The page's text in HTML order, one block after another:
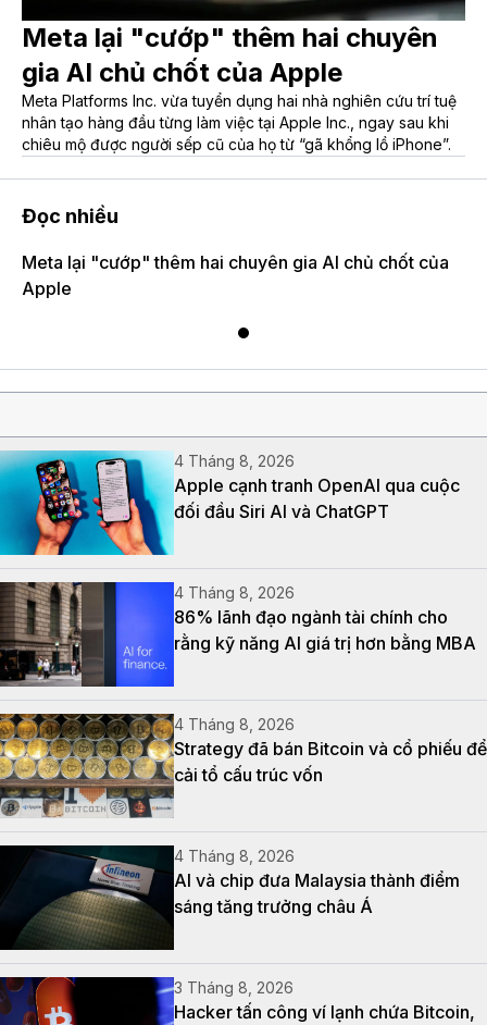
Meta lại "cướp" thêm hai chuyên
gia AI chủ chốt của Apple
Meta Platforms Inc. vừa tuyển dụng hai nhà nghiên cứu trí tuệ
nhân tạo hàng đầu từng làm việc tại Apple Inc., ngay sau khi
chiêu mộ được người sếp cũ của họ từ “gã khổng lồ iPhone”.
Đọc nhiều
Meta lại "cướp" thêm hai chuyên gia AI chủ chốt của
Apple
4 Tháng 8, 2026
Apple cạnh tranh OpenAI qua cuộc
đối đầu Siri AI và ChatGPT
4 Tháng 8, 2026
86% lãnh đạo ngành tài chính cho
rằng kỹ năng AI giá trị hơn bằng MBA
4 Tháng 8, 2026
Strategy đã bán Bitcoin và cổ phiếu để
cải tổ cấu trúc vốn
4 Tháng 8, 2026
AI và chip đưa Malaysia thành điểm
sáng tăng trưởng châu Á
3 Tháng 8, 2026
Hacker tấn công ví lạnh chứa Bitcoin,